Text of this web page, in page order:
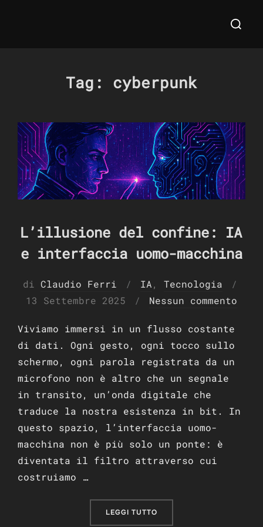
Cerca
Tag: cyberpunk
L’illusione del confine: IA
e interfaccia uomo-macchina
di Claudio Ferri IA, Tecnologia
13 Settembre 2025 Nessun commento
Viviamo immersi in un flusso costante
di dati. Ogni gesto, ogni tocco sullo
schermo, ogni parola registrata da un
microfono non è altro che un segnale
in transito, un’onda digitale che
traduce la nostra esistenza in bit. In
questo spazio, l’interfaccia uomo-
macchina non è più solo un ponte: è
diventata il filtro attraverso cui
costruiamo …
LEGGI TUTTO